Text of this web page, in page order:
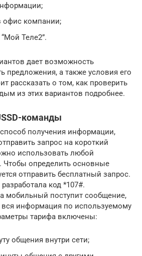
офис компании;
Теле2”.
дает возможность
предложения, а также условия его
рассказать о том, как проверить
из этих вариантов подробнее.
команды
получения информации,
запрос на короткий
использовать любой
определить основные
отправить бесплатный запрос.
код *107#.
мобильный поступит сообщение,
вся информация по используемому
тарифа включены:
общения внутри сети;